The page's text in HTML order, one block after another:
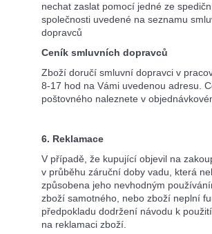
nechat zaslat pomocí jedné ze
společnosti uvedené na seznamu
dopravců
Ceník smluvních dopravců
Zboží doručí smluvní dopravci v
8-17 hod na Vámi uvedenou adresu.
poštovného naleznete v
6. Reklamace
V případě, že kupující objevil na
v průběhu záruční doby vadu, která
způsobena jeho nevhodným
zboží samotného, nebo zboží neplní
předpokladu dodržení návodu k
na reklamaci zboží.